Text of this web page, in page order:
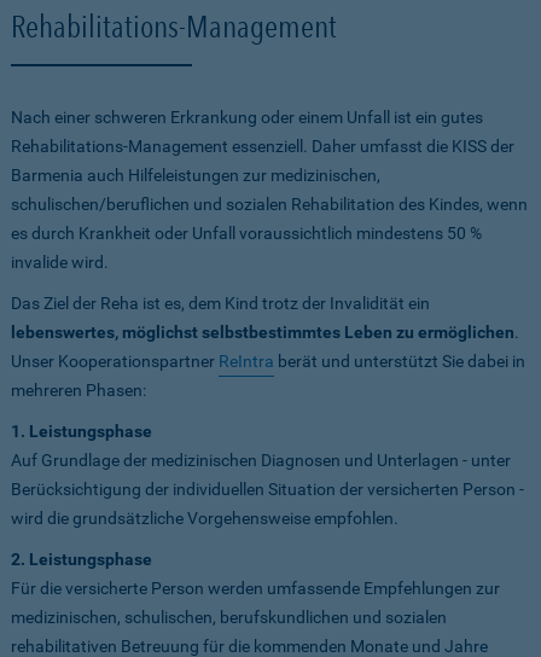
Rehabilitations-Management
Nach einer schweren Erkrankung oder einem Unfall ist ein gutes
Rehabilitations-Management essenziell. Daher umfasst die KISS der
Barmenia auch Hilfeleistungen zur medizinischen,
schulischen/beruflichen und sozialen Rehabilitation des Kindes, wenn
es durch Krankheit oder Unfall voraussichtlich mindestens 50 %
invalide wird.
Das Ziel der Reha ist es, dem Kind trotz der Invalidität ein
lebenswertes, möglichst selbstbestimmtes Leben zu ermöglichen.
Unser Kooperationspartner ReIntra berät und unterstützt Sie dabei in
mehreren Phasen:
1. Leistungsphase
Auf Grundlage der medizinischen Diagnosen und Unterlagen - unter
Berücksichtigung der individuellen Situation der versicherten Person -
wird die grundsätzliche Vorgehensweise empfohlen.
2. Leistungsphase
Für die versicherte Person werden umfassende Empfehlungen zur
medizinischen, schulischen, berufskundlichen und sozialen
rehabilitativen Betreuung für die kommenden Monate und Jahre